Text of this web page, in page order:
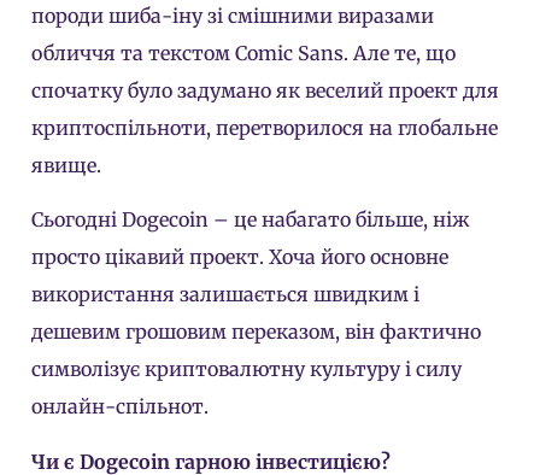
породи шиба-іну зі смішними виразами
обличчя та текстом Comic Sans. Але те, що
спочатку було задумано як веселий проект для
криптоспільноти, перетворилося на глобальне
явище.
Сьогодні Dogecoin – це набагато більше, ніж
просто цікавий проект. Хоча його основне
використання залишається швидким і
дешевим грошовим переказом, він фактично
символізує криптовалютну культуру і силу
онлайн-спільнот.
Чи є Dogecoin гарною інвестицією?